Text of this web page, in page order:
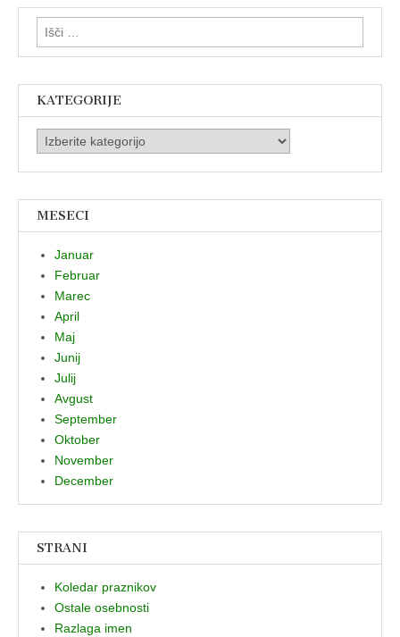
Išči:
KATEGORIJE
Kategorije
MESECI
Januar
Februar
Marec
April
Maj
Junij
Julij
Avgust
September
Oktober
November
December
STRANI
Koledar praznikov
Ostale osebnosti
Razlaga imen